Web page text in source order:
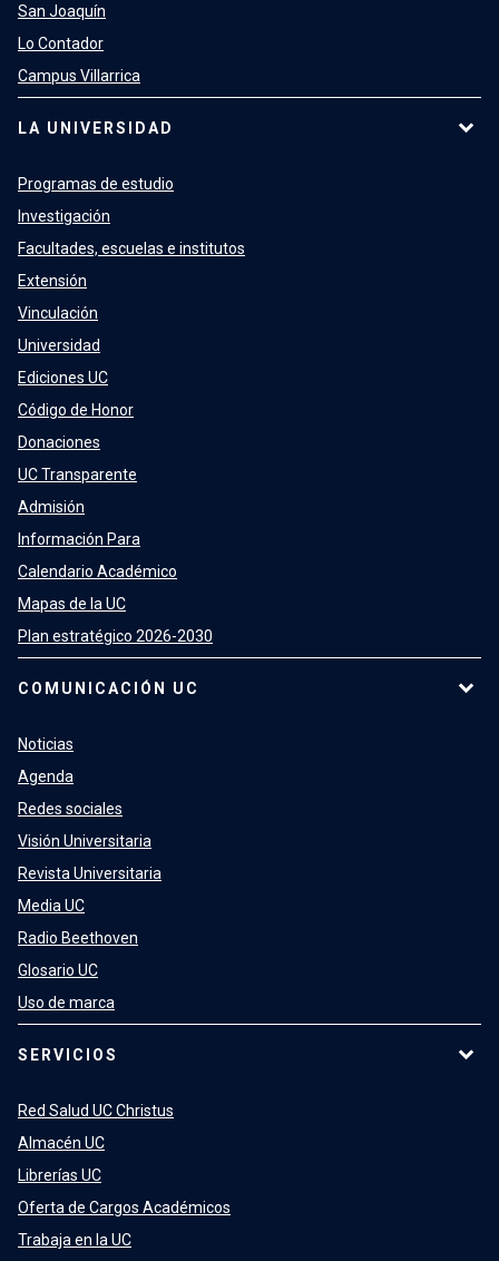
San Joaquín
Lo Contador
Campus Villarrica
LA UNIVERSIDAD
Programas de estudio
Investigación
Facultades, escuelas e institutos
Extensión
Vinculación
Universidad
Ediciones UC
Código de Honor
Donaciones
UC Transparente
Admisión
Información Para
Calendario Académico
Mapas de la UC
Plan estratégico 2026-2030
COMUNICACIÓN UC
Noticias
Agenda
Redes sociales
Visión Universitaria
Revista Universitaria
Media UC
Radio Beethoven
Glosario UC
Uso de marca
SERVICIOS
Red Salud UC Christus
Almacén UC
Librerías UC
Oferta de Cargos Académicos
Trabaja en la UC